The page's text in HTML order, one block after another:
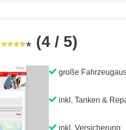
(4 / 5)
große
inkl. Tanken &
inkl. Versicherung